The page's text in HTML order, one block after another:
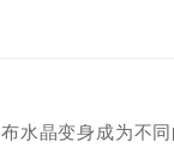
水晶变身成为不同